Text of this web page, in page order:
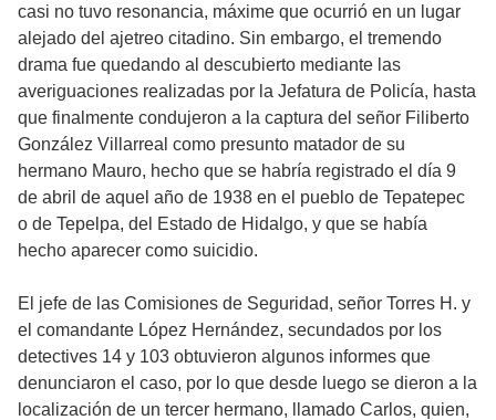
casi no tuvo resonancia, máxime que ocurrió en un lugar
alejado del ajetreo citadino. Sin embargo, el tremendo
drama fue quedando al descubierto mediante las
averiguaciones realizadas por la Jefatura de Policía, hasta
que finalmente condujeron a la captura del señor Filiberto
González Villarreal como presunto matador de su
hermano Mauro, hecho que se habría registrado el día 9
de abril de aquel año de 1938 en el pueblo de Tepatepec
o de Tepelpa, del Estado de Hidalgo, y que se había
hecho aparecer como suicidio.
El jefe de las Comisiones de Seguridad, señor Torres H. y
el comandante López Hernández, secundados por los
detectives 14 y 103 obtuvieron algunos informes que
denunciaron el caso, por lo que desde luego se dieron a la
localización de un tercer hermano, llamado Carlos, quien,